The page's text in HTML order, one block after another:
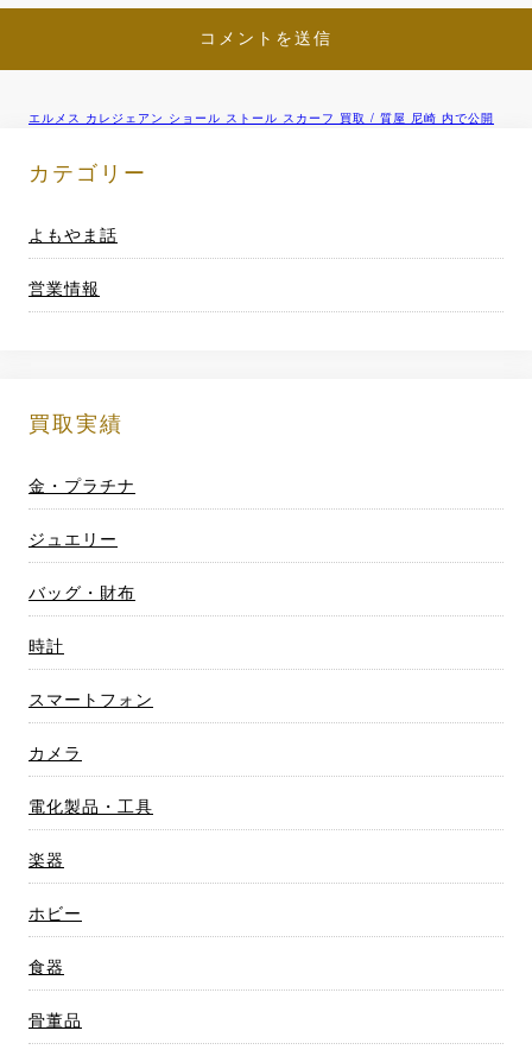
投
稿
ビ
ゲ
ン
エルメス カレジェアン ショール ストール スカーフ 買取 / 質屋 尼崎 内で公開
カテゴリー
よもやま話
営業情報
買取実績
金・プラチナ
ジュエリー
バッグ・財布
時計
スマートフォン
カメラ
電化製品・工具
楽器
ホビー
食器
骨董品